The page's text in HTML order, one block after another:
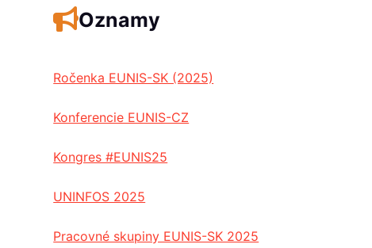
Oznamy
Ročenka EUNIS-SK (2025)
Konferencie EUNIS-CZ
Kongres #EUNIS25
UNINFOS 2025
Pracovné skupiny EUNIS-SK 2025